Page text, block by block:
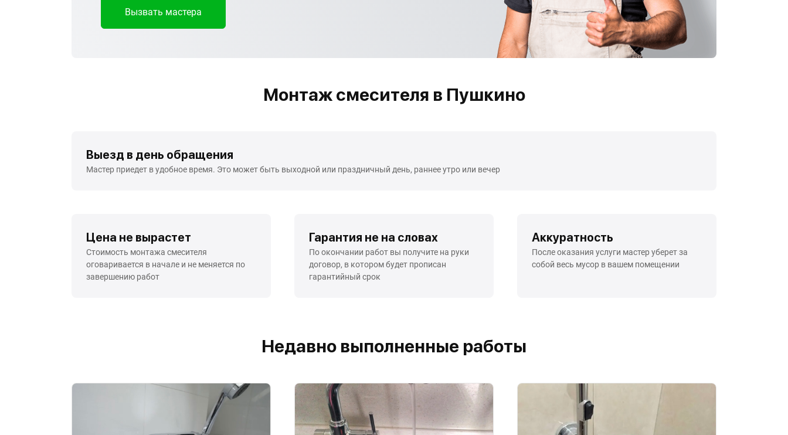
Вызвать мастера
Монтаж смесителя в Пушкино
Выезд в день обращения
Мастер приедет в удобное время. Это может быть выходной или праздничный день, раннее утро или вечер
Цена не вырастет
Стоимость монтажа смесителя
оговаривается в начале и не меняется по
завершению работ
Гарантия не на словах
По окончании работ вы получите на руки
договор, в котором будет прописан
гарантийный срок
Аккуратность
После оказания услуги мастер уберет за
собой весь мусор в вашем помещении
Недавно выполненные работы